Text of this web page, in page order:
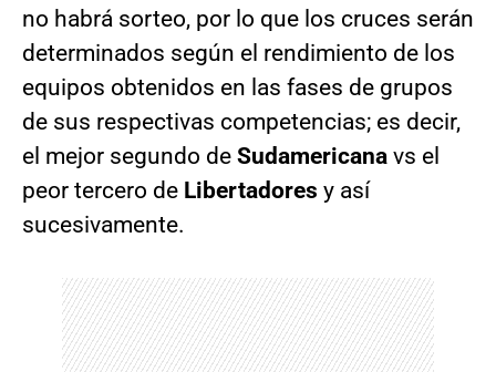
no habrá sorteo, por lo que los cruces serán
determinados según el rendimiento de los
equipos obtenidos en las fases de grupos
de sus respectivas competencias; es decir,
el mejor segundo de Sudamericana vs el
peor tercero de Libertadores y así
sucesivamente.